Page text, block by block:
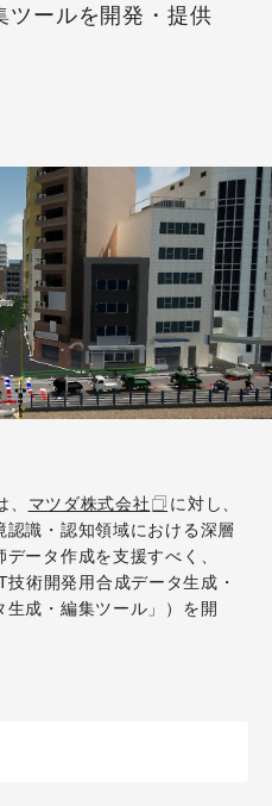
ツールを開発・提供
、 マツダ株式会社
に対し、
認識・認知領域における深層
ータ作成を支援すべく、
術開発用合成データ生成・
成・編集ツール」）を開